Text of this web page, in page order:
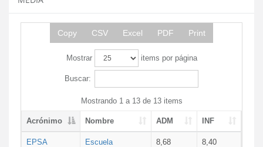
Copy CSV Excel PDF Print
Mostrar items por página
Buscar:
Mostrando 1 a 13 de 13 items
Acrónimo Nombre ADM INF
EPSA
Escuela
8,68 8,40